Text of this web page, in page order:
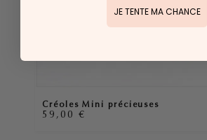
Créoles Mini précieuses
59,00 €
JE TENTE MA CHANCE